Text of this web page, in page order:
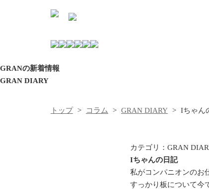
GRANの新着情報
GRAN DIARY
トップ コラム GRAN DIARY Iちゃん
カテゴリ： GRAN
Iちゃんの日記
私がコンパニオンのお
すっかり板について今